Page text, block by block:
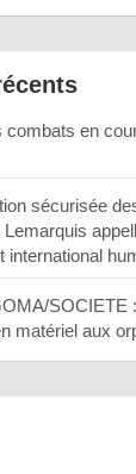
combats en
sécurisée
international
SOCIETE
matériel aux